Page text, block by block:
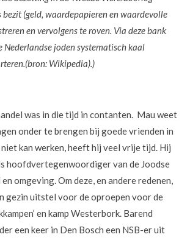
(geld, waardepapieren en waardevolle
en vervolgens te roven. Via deze bank
Nederlandse joden systematisch kaal
Wikipedia).)
was in die tijd in contanten. Mau weet
onder te brengen bij goede vrienden in
kan werken, heeft hij veel vrije tijd. Hij
hoofdvertegenwoordiger van de Joodse
omgeving. Om deze, en andere redenen,
gezin uitstel voor de oproepen voor de
en kamp Westerbork. Barend
een keer in Den Bosch een NSB-er uit